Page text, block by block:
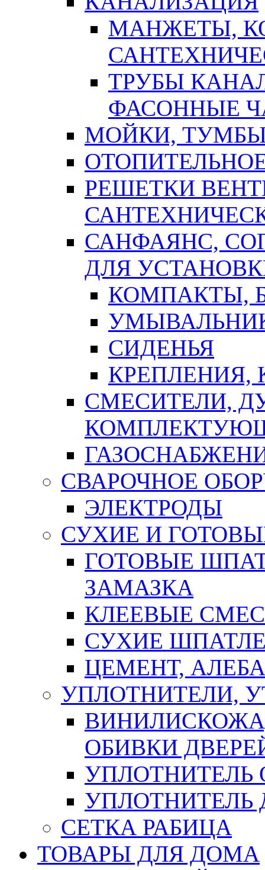
МАНЖЕТЫ,
ТРУБЫ
ФАСОННЫЕ
МОЙКИ,
РЕШЕТКИ
САНФАЯНС,
ДЛЯ
КОМПАКТЫ,
СИДЕНЬЯ
СМЕСИТЕЛИ,
СВАРОЧНОЕ
ЭЛЕКТРОДЫ
СУХИЕ И
ГОТОВЫЕ
ЗАМАЗКА
КЛЕЕВЫЕ
СУХИЕ
ЦЕМЕНТ,
УПЛОТНИТЕЛИ,
ОБИВКИ
УПЛОТНИТЕЛЬ
СЕТКА РАБИЦА
ТОВАРЫ ДЛЯ ДОМА